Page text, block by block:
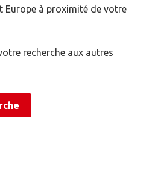
Europe à proximité de votre
recherche aux autres